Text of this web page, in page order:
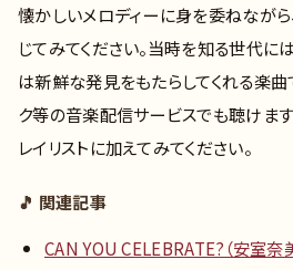
懐かしいメロディーに身を委ねなが
じてみてください。当時を知る世代に
は新鮮な発見をもたらしてくれる楽曲
ク等の音楽配信サービスでも聴けま
レイリストに加えてみてください。
🎵 関連記事
CAN YOU CELEBRATE?（安室奈